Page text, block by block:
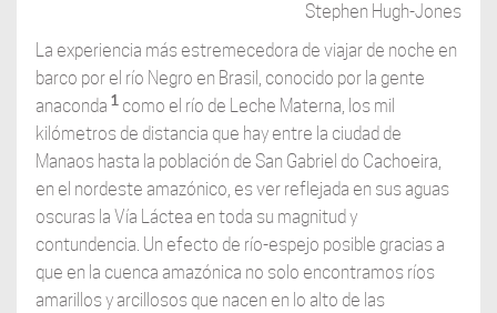
Stephen Hugh-Jones
La experiencia más estremecedora de viajar de noche en
barco por el río Negro en Brasil, conocido por la gente
anaconda 1como el río de Leche Materna, los mil
kilómetros de distancia que hay entre la ciudad de
Manaos hasta la población de San Gabriel do Cachoeira,
en el nordeste amazónico, es ver reflejada en sus aguas
oscuras la Vía Láctea en toda su magnitud y
contundencia. Un efecto de río-espejo posible gracias a
que en la cuenca amazónica no solo encontramos ríos
amarillos y arcillosos que nacen en lo alto de las